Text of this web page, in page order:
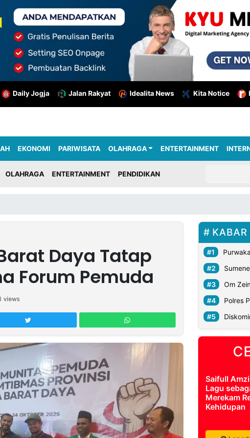
Daily Jogja Jalan Rakyat Idealita News Kita Notice
EKONOMI PARIWISATA OLAHRAGA ENTERTAINMENT
OLAHRAGA ENTERTAINMENT PENDIDIKAN
Daya Tatap
Forum Pemuda
views
Om
Polres
Saifull
Lagu
Merekam
Kehidupan